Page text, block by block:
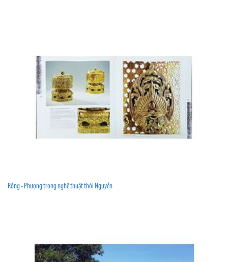
Rồng - Phượng trong nghệ thuật thời Nguyễn